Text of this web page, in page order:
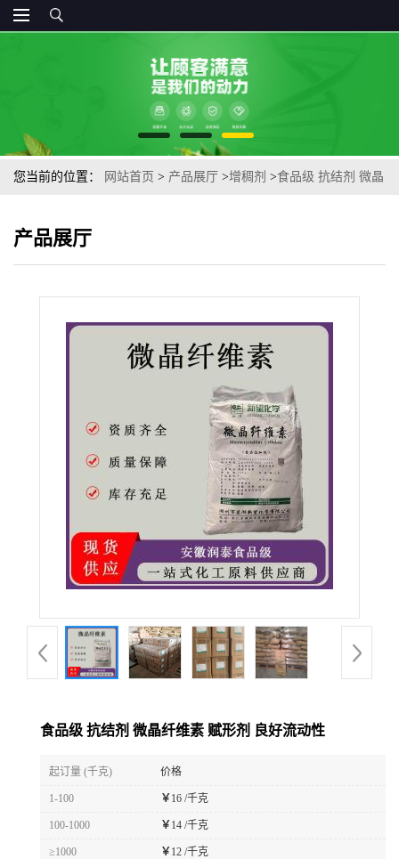
您当前的位置： 网站首页 > 产品展厅 >增稠剂 >食品级 抗结剂 微晶
产品展厅
食品级 抗结剂 微晶纤维素 赋形剂 良好流动性
起订量 (千克) 价格
1-100 ￥ 16 /千克
100-1000 ￥ 14 /千克
≥1000 ￥ 12 /千克